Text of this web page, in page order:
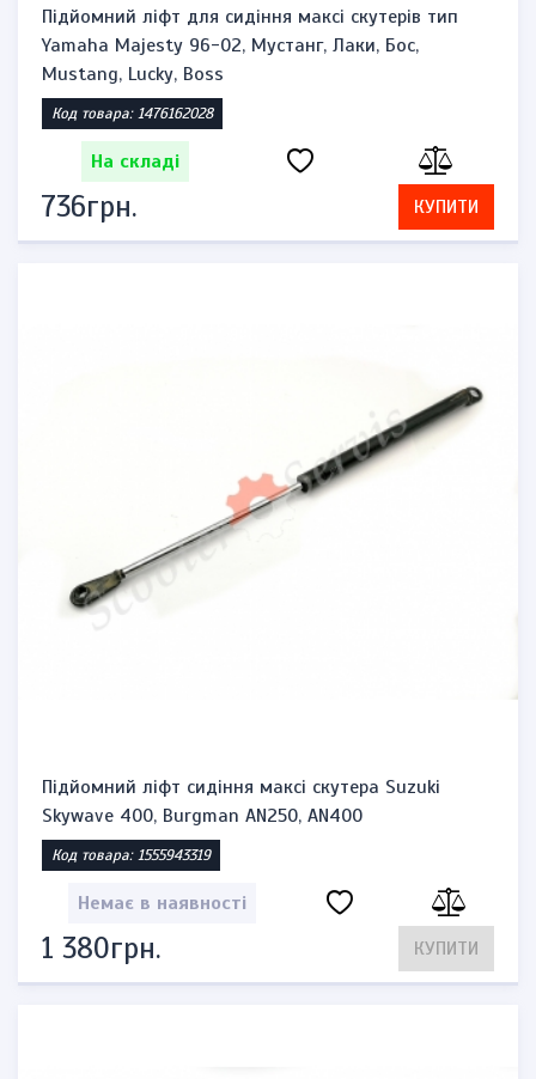
Підйомний ліфт для сидіння максі скутерів тип
Yamaha Majesty 96-02, Мустанг, Лаки, Бос,
Mustang, Lucky, Boss
Код товара: 1476162028
На складі
736грн. КУПИТИ
Підйомний ліфт сидіння максі скутера Suzuki
Skywave 400, Burgman AN250, AN400
Код товара: 1555943319
Немає в наявності
1 380грн. КУПИТИ